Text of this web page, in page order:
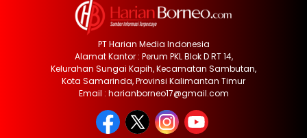
PT Harian Media Indonesia
Alamat Kantor : Perum PKL Blok D RT 14,
Kelurahan Sungai Kapih, Kecamatan Sambutan,
Kota Samarinda, Provinsi Kalimantan Timur
Email : harianborneo17@gmail.com